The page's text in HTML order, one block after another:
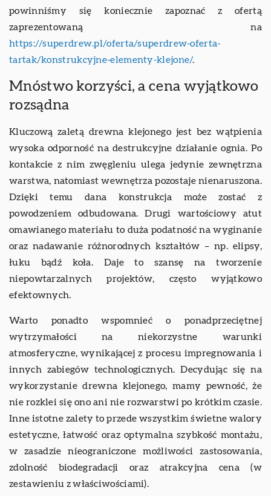
powinniśmy się koniecznie zapoznać z ofertą
zaprezentowaną na
https://superdrew.pl/oferta/superdrew-oferta-
tartak/konstrukcyjne-elementy-klejone/.
Mnóstwo korzyści, a cena wyjątkowo
rozsądna
Kluczową zaletą drewna klejonego jest bez wątpienia
wysoka odporność na destrukcyjne działanie ognia. Po
kontakcie z nim zwęgleniu ulega jedynie zewnętrzna
warstwa, natomiast wewnętrza pozostaje nienaruszona.
Dzięki temu dana konstrukcja może zostać z
powodzeniem odbudowana. Drugi wartościowy atut
omawianego materiału to duża podatność na wyginanie
oraz nadawanie różnorodnych kształtów – np. elipsy,
łuku bądź koła. Daje to szansę na tworzenie
niepowtarzalnych projektów, często wyjątkowo
efektownych.
Warto ponadto wspomnieć o ponadprzeciętnej
wytrzymałości na niekorzystne warunki
atmosferyczne, wynikającej z procesu impregnowania i
innych zabiegów technologicznych. Decydując się na
wykorzystanie drewna klejonego, mamy pewność, że
nie rozklei się ono ani nie rozwarstwi po krótkim czasie.
Inne istotne zalety to przede wszystkim świetne walory
estetyczne, łatwość oraz optymalna szybkość montażu,
w zasadzie nieograniczone możliwości zastosowania,
zdolność biodegradacji oraz atrakcyjna cena (w
zestawieniu z właściwościami).